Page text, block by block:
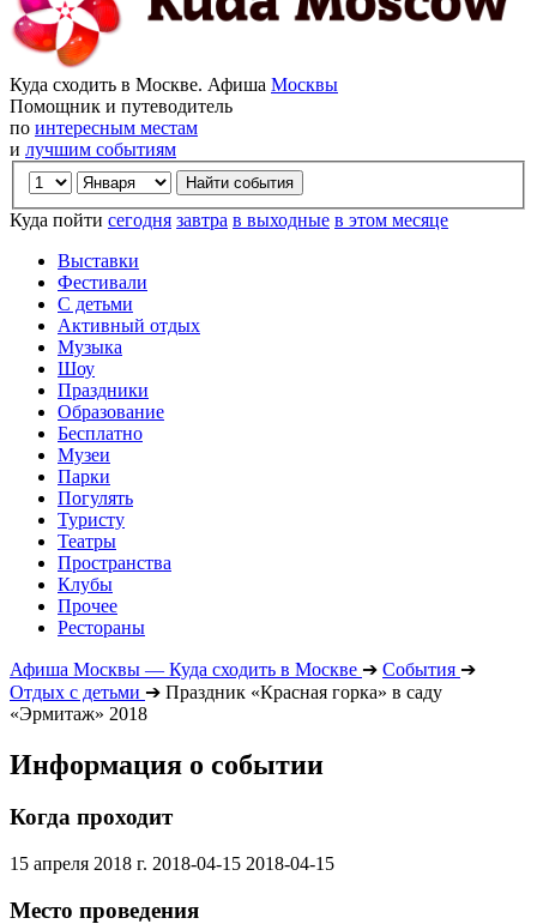
Куда сходить в Москве. Афиша Москвы
Помощник и путеводитель
по интересным местам
и лучшим событиям
Куда пойти сегодня завтра в выходные в этом месяце
Выставки
Фестивали
С детьми
Активный отдых
Музыка
Шоу
Праздники
Образование
Бесплатно
Музеи
Парки
Погулять
Туристу
Театры
Пространства
Клубы
Прочее
Рестораны
Афиша Москвы — Куда сходить в Москве ➔ События ➔
Отдых с детьми ➔ Праздник «Красная горка» в саду
«Эрмитаж» 2018
Информация о событии
Когда проходит
15 апреля 2018 г. 2018-04-15 2018-04-15
Место проведения